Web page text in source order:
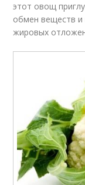
этот овощ
обмен веществ
жировых